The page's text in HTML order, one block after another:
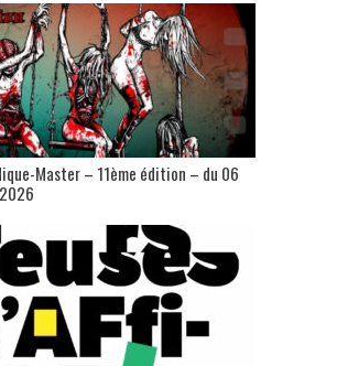
Master – 11ème édition – du 06